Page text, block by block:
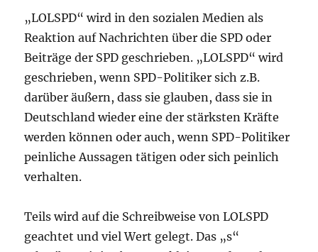
„LOLSPD“ wird in den sozialen Medien als
Reaktion auf Nachrichten über die SPD oder
Beiträge der SPD geschrieben. „LOLSPD“ wird
geschrieben, wenn SPD-Politiker sich z.B.
darüber äußern, dass sie glauben, dass sie in
Deutschland wieder eine der stärksten Kräfte
werden können oder auch, wenn SPD-Politiker
peinliche Aussagen tätigen oder sich peinlich
verhalten.
Teils wird auf die Schreibweise von LOLSPD
geachtet und viel Wert gelegt. Das „s“